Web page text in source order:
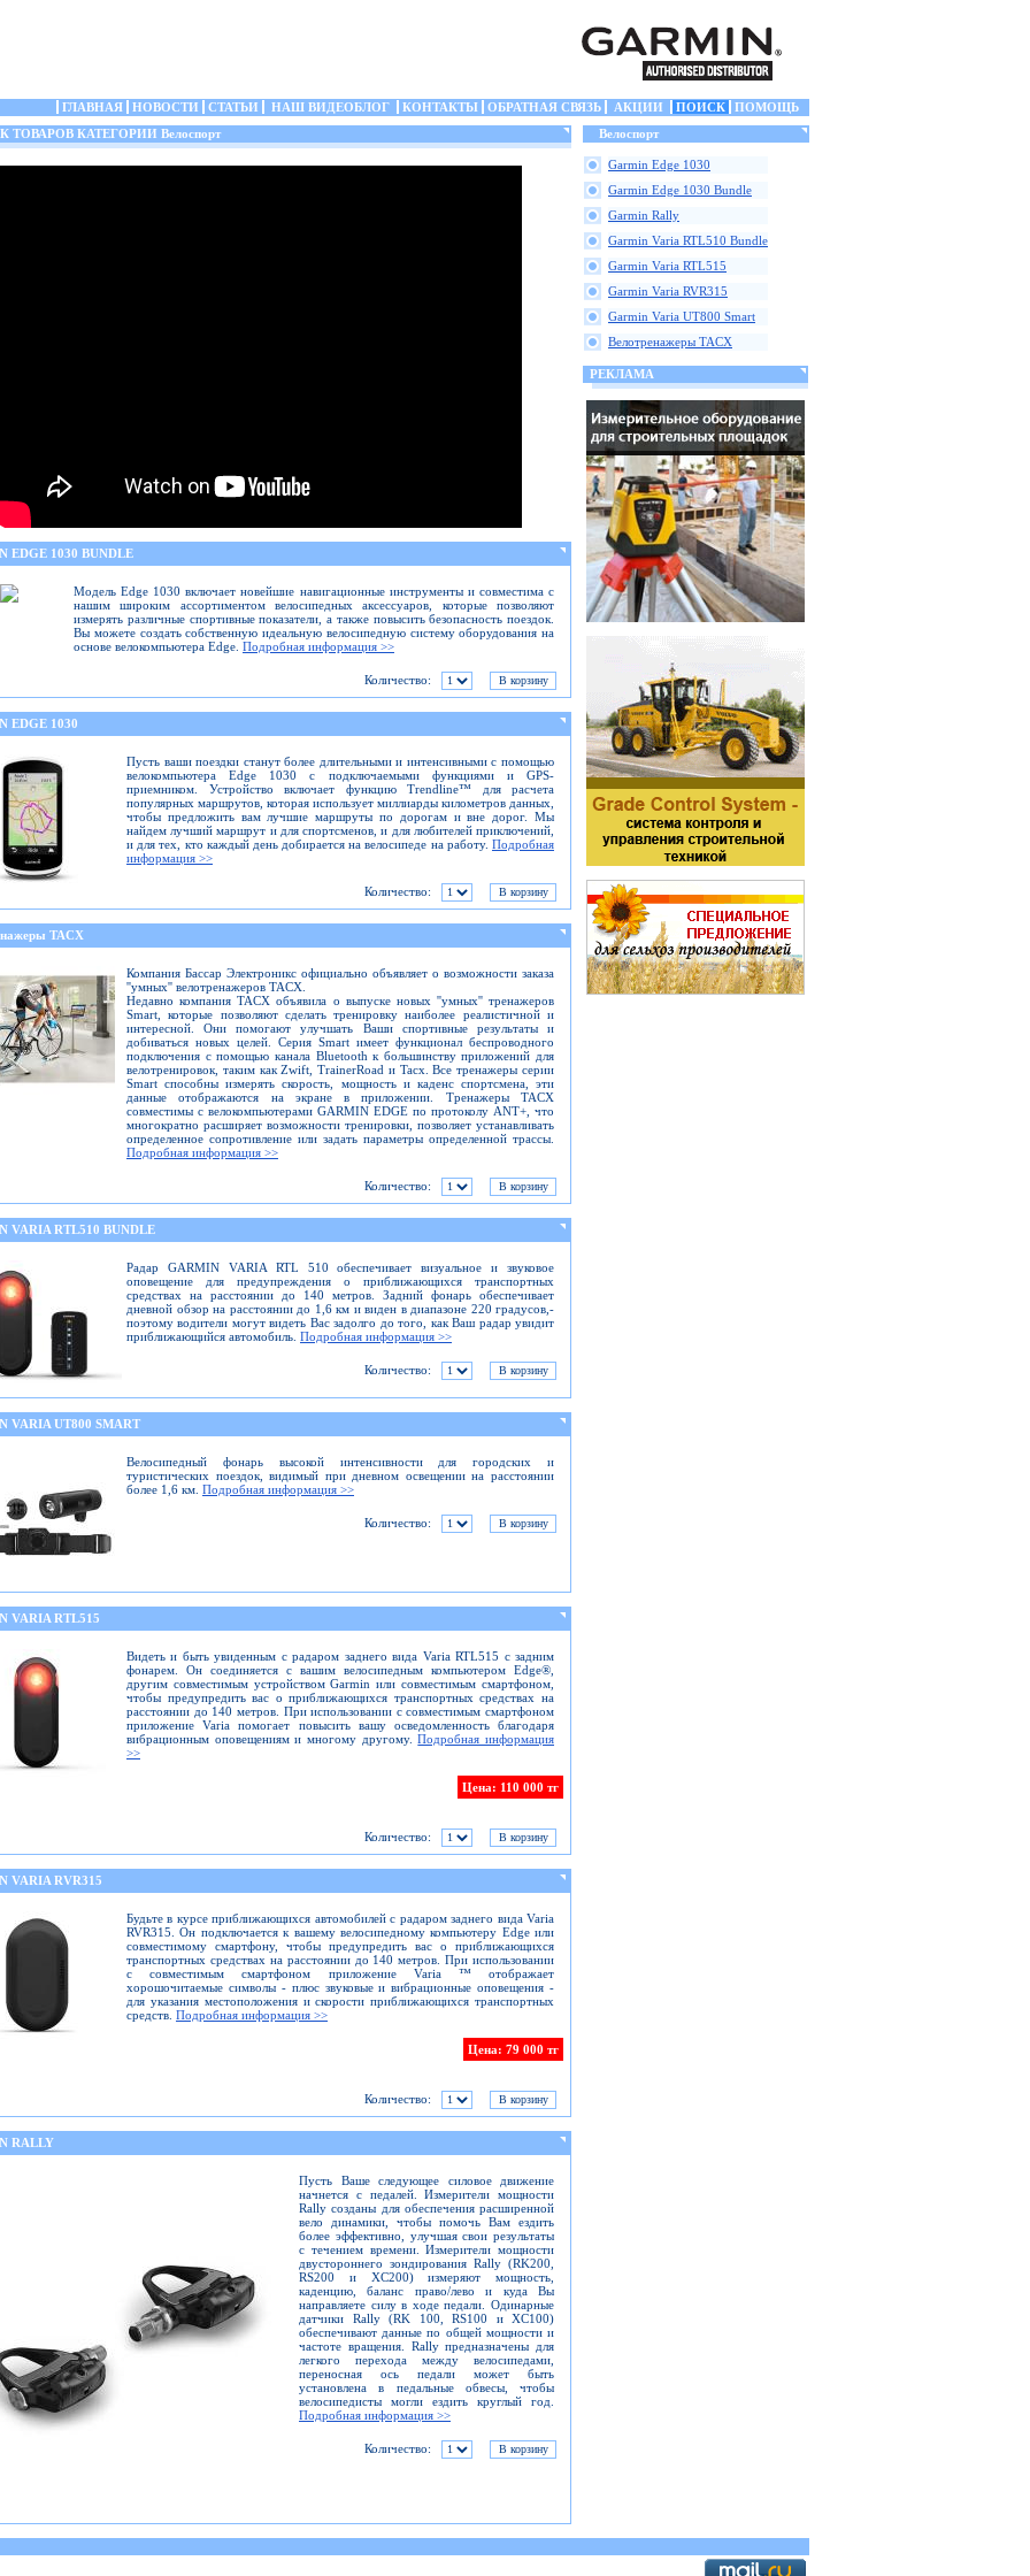
ГЛАВНАЯ НОВОСТИ СТАТЬИ НАШ ВИДЕОБЛОГ КОНТАКТЫ ОБРАТНАЯ СВЯЗЬ АКЦИИ ПОИСК
ПОМОЩЬ
ТОВАРОВ КАТЕГОРИИ Велоспорт
EDGE 1030 BUNDLE
Модель Edge 1030 включает новейшие навигационные инструменты и совместима с
нашим широким ассортиментом велосипедных аксессуаров, которые позволяют
измерять различные спортивные показатели, а также повысить безопасность поездок.
Вы можете создать собственную идеальную велосипедную систему оборудования на
основе велокомпьютера Edge. Подробная информация >>
Количество:
EDGE 1030
Пусть ваши поездки станут более длительными и интенсивными с помощью
велокомпьютера Edge 1030 с подключаемыми функциями и GPS-
приемником. Устройство включает функцию Trendline™ для расчета
популярных маршрутов, которая использует миллиарды километров данных,
чтобы предложить вам лучшие маршруты по дорогам и вне дорог. Мы
найдем лучший маршрут и для спортсменов, и для любителей приключений,
и для тех, кто каждый день добирается на велосипеде на работу. Подробная
информация >>
Количество:
TACX
Компания Бассар Электроникс официально объявляет о возможности заказа
''умных'' велотренажеров TACX.
Недавно компания TACX объявила о выпуске новых ''умных'' тренажеров
Smart, которые позволяют сделать тренировку наиболее реалистичной и
интересной. Они помогают улучшать Ваши спортивные результаты и
добиваться новых целей. Серия Smart имеет функционал беспроводного
подключения с помощью канала Bluetooth к большинству приложений для
велотренировок, таким как Zwift, TrainerRoad и Tacx. Все тренажеры серии
Smart способны измерять скорость, мощность и каденс спортсмена, эти
данные отображаются на экране в приложении. Тренажеры TACX
совместимы с велокомпьютерами GARMIN EDGE по протоколу ANT+, что
многократно расширяет возможности тренировки, позволяет устанавливать
определенное сопротивление или задать параметры определенной трассы.
Подробная информация >>
Количество:
VARIA RTL510 BUNDLE
Радар GARMIN VARIA RTL 510 обеспечивает визуальное и звуковое
оповещение для предупреждения о приближающихся транспортных
средствах на расстоянии до 140 метров. Задний фонарь обеспечивает
дневной обзор на расстоянии до 1,6 км и виден в диапазоне 220 градусов,-
поэтому водители могут видеть Вас задолго до того, как Ваш радар увидит
приближающийся автомобиль. Подробная информация >>
Количество:
VARIA UT800 SMART
Велосипедный фонарь высокой интенсивности для городских и
туристических поездок, видимый при дневном освещении на расстоянии
более 1,6 км. Подробная информация >>
Количество:
VARIA RTL515
Видеть и быть увиденным с радаром заднего вида Varia RTL515 с задним
фонарем. Он соединяется с вашим велосипедным компьютером Edge®,
другим совместимым устройством Garmin или совместимым смартфоном,
чтобы предупредить вас о приближающихся транспортных средствах на
расстоянии до 140 метров. При использовании с совместимым смартфоном
приложение Varia помогает повысить вашу осведомленность благодаря
вибрационным оповещениям и многому другому.Подробная информация
>>
Цена: 110 000 тг
Количество:
VARIA RVR315
Будьте в курсе приближающихся автомобилей с радаром заднего вида Varia
RVR315. Он подключается к вашему велосипедному компьютеру Edge или
совместимому смартфону, чтобы предупредить вас о приближающихся
транспортных средствах на расстоянии до 140 метров. При использовании
с совместимым смартфоном приложение Varia ™ отображает
хорошочитаемые символы - плюс звуковые и вибрационные оповещения -
для указания местоположения и скорости приближающихся транспортных
средств. Подробная информация >>
Цена: 79 000 тг
Количество:
RALLY
Пусть Ваше следующее силовое движение
начнется с педалей. Измерители мощности
Rally созданы для обеспечения расширенной
вело динамики, чтобы помочь Вам ездить
более эффективно, улучшая свои результаты
с течением времени. Измерители мощности
двустороннего зондирования Rally (RK200,
RS200 и XC200) измеряют мощность,
каденцию, баланс право/лево и куда Вы
направляете силу в ходе педали. Одинарные
датчики Rally (RK 100, RS100 и XC100)
обеспечивают данные по общей мощности и
частоте вращения. Rally предназначены для
легкого перехода между велосипедами,
переносная ось педали может быть
установлена в педальные обвесы, чтобы
велосипедисты могли ездить круглый год.
Подробная информация >>
Количество:
Велоспорт
Garmin Edge 1030
Garmin Edge 1030 Bundle
Garmin Rally
Garmin Varia RTL510 Bundle
Garmin Varia RTL515
Garmin Varia RVR315
Garmin Varia UT800 Smart
Велотренажеры TACX
РЕКЛАМА